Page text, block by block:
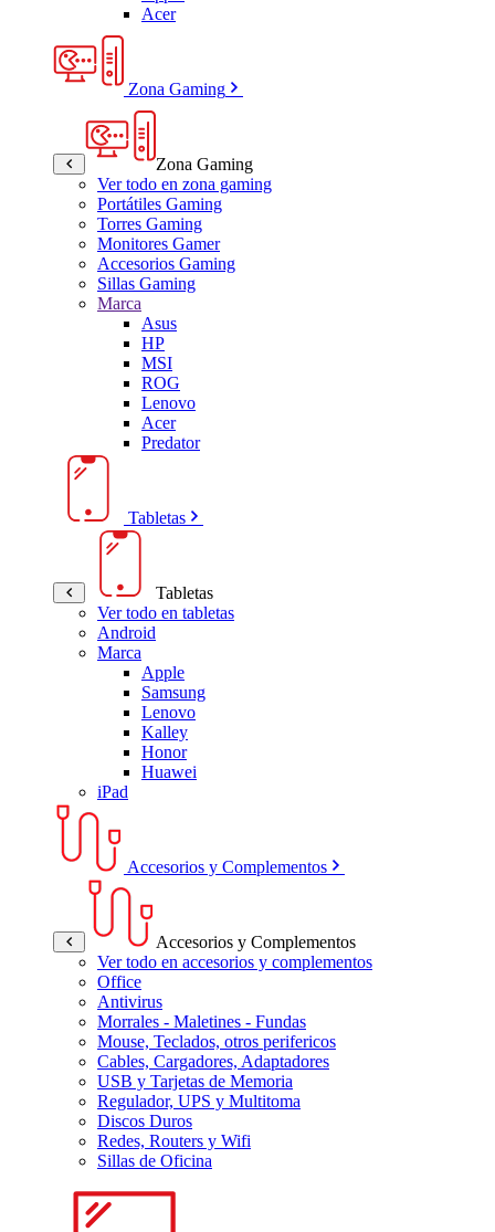
Acer
Zona Gaming
Zona Gaming
Ver todo en zona gaming
Portátiles Gaming
Torres Gaming
Monitores Gamer
Accesorios Gaming
Sillas Gaming
Marca
Asus
HP
MSI
ROG
Lenovo
Acer
Predator
Tabletas
Tabletas
Ver todo en tabletas
Android
Marca
Apple
Samsung
Lenovo
Kalley
Honor
Huawei
iPad
Accesorios y Complementos
Accesorios y Complementos
Ver todo en accesorios y complementos
Office
Antivirus
Morrales - Maletines - Fundas
Mouse, Teclados, otros perifericos
Cables, Cargadores, Adaptadores
USB y Tarjetas de Memoria
Regulador, UPS y Multitoma
Discos Duros
Redes, Routers y Wifi
Sillas de Oficina